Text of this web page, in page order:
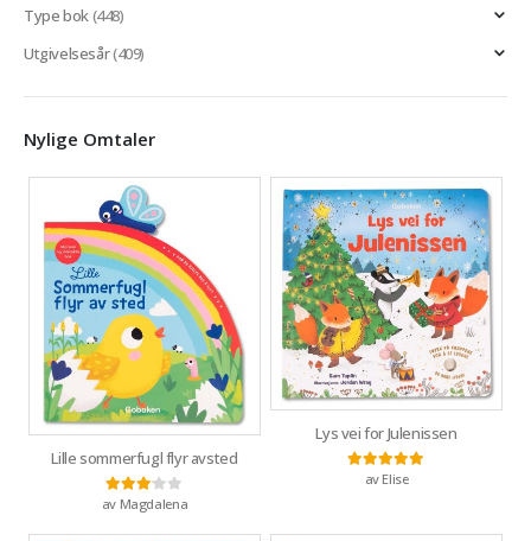
Type bok(448)
Utgivelsesår(409)
Nylige Omtaler
Lille sommerfugl flyr avsted
Vurdert3av 5
av Magdalena
Lys vei for Julenissen
Vurdert5
av Elise